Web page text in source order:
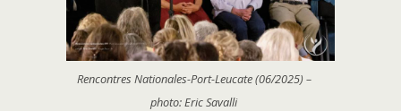
Rencontres Nationales-Port-Leucate (06/2025) –
photo: Eric Savalli